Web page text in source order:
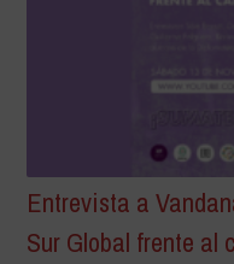
Entrevista a
Sur Global frente al